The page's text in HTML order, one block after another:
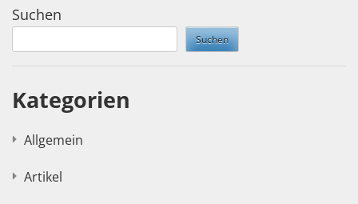
Suchen
Suchen
Kategorien
Allgemein
Artikel